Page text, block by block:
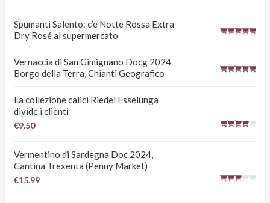
Spumanti Salento: c’è Notte Rossa Extra
Dry Rosé al supermercato
Vernaccia di San Gimignano Docg 2024
Borgo della Terra, Chianti Geografico
La collezione calici Riedel Esselunga
divide i clienti
€9.50
Vermentino di Sardegna Doc 2024,
Cantina Trexenta (Penny Market)
€15.99